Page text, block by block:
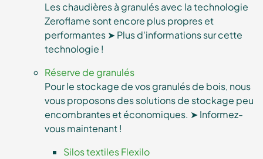
Les chaudières à granulés avec la technologie
Zeroflame sont encore plus propres et
performantes ➤ Plus d'informations sur cette
technologie !
Réserve de granulés
Pour le stockage de vos granulés de bois, nous
vous proposons des solutions de stockage peu
encombrantes et économiques. ➤ Informez-
vous maintenant !
Silos textiles Flexilo